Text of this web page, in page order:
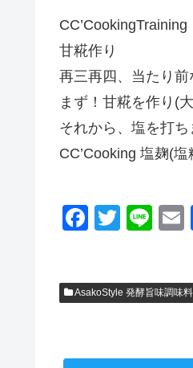
CC’CookingTraining
甘糀作り
再三再四、当たり前
まず！甘糀を作り(大
それから、塩を打ち
CC’Cooking 塩麹(塩
F
e
T
er
Li
AsakoStyle 発酵旨味調味料